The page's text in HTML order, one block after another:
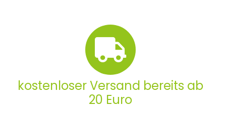
kostenloser Versand bereits ab
20 Euro